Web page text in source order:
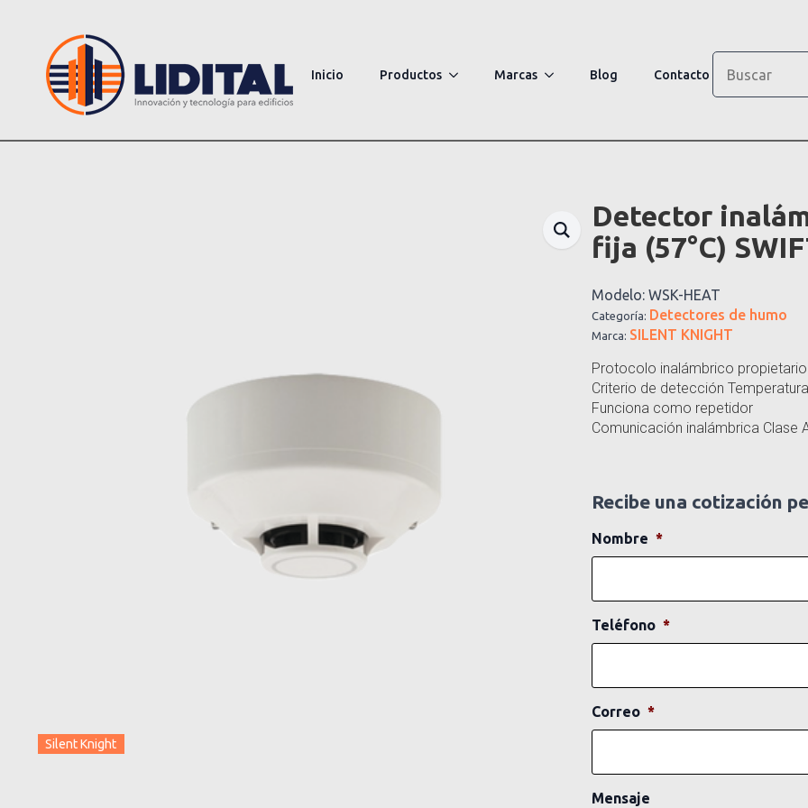
Inicio Productos Marcas Blog Contacto
Silent Knight
Detector
fija (57°C)
Modelo: WSK-HEAT
Categoría: Detectores de humo
Marca: SILENT KNIGHT
Protocolo inalámbrico propietario
Criterio de detección
Funciona como repetidor
Comunicación inalámbrica Clase
Recibe una cotización
Nombre *
Teléfono *
Correo *
Mensaje